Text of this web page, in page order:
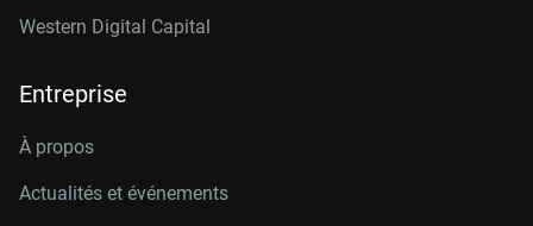
Western Digital Capital
Entreprise
À propos
Actualités et événements